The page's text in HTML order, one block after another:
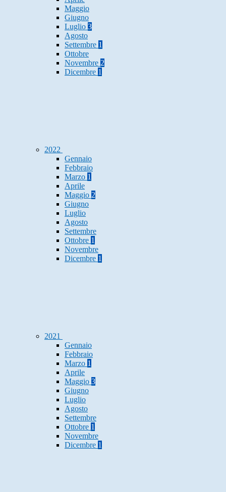
Maggio
Giugno
Luglio 3
Agosto
Settembre 1
Ottobre
Novembre 2
Dicembre 1
2022
Gennaio
Febbraio
Marzo 1
Aprile
Maggio 2
Giugno
Luglio
Agosto
Settembre
Ottobre 1
Novembre
Dicembre 1
2021
Gennaio
Febbraio
Marzo 1
Aprile
Maggio 3
Giugno
Luglio
Agosto
Settembre
Ottobre 1
Novembre
Dicembre 1